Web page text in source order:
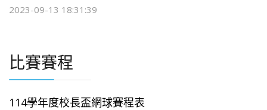
2023-09-13 18:31:39
比賽賽程
114學年度校長盃網球賽程表